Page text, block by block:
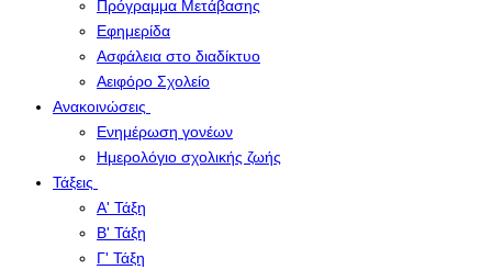
Πρόγραμμα Μετάβασης
Εφημερίδα
Ασφάλεια στο διαδίκτυο
Αειφόρο Σχολείο
Ανακοινώσεις
Ενημέρωση γονέων
Ημερολόγιο σχολικής ζωής
Τάξεις
Α' Τάξη
Β' Τάξη
Γ' Τάξη